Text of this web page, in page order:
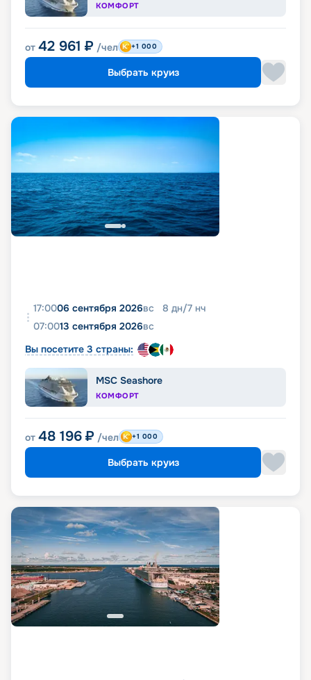
КОМФОРТ
от 42 961 ₽ /чел +1 000
Выбрать круиз
17:0006 сентября 2026вс 8 дн/7 нч
07:0013 сентября 2026вс
Вы посетите 3 страны:
MSC Seashore
КОМФОРТ
от 48 196 ₽ /чел +1 000
Выбрать круиз